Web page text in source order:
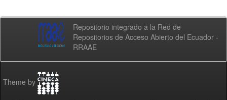
Repositorio integrado a la Red de
Repositorios de Acceso Abierto del Ecuador -
RRAAE
Theme by